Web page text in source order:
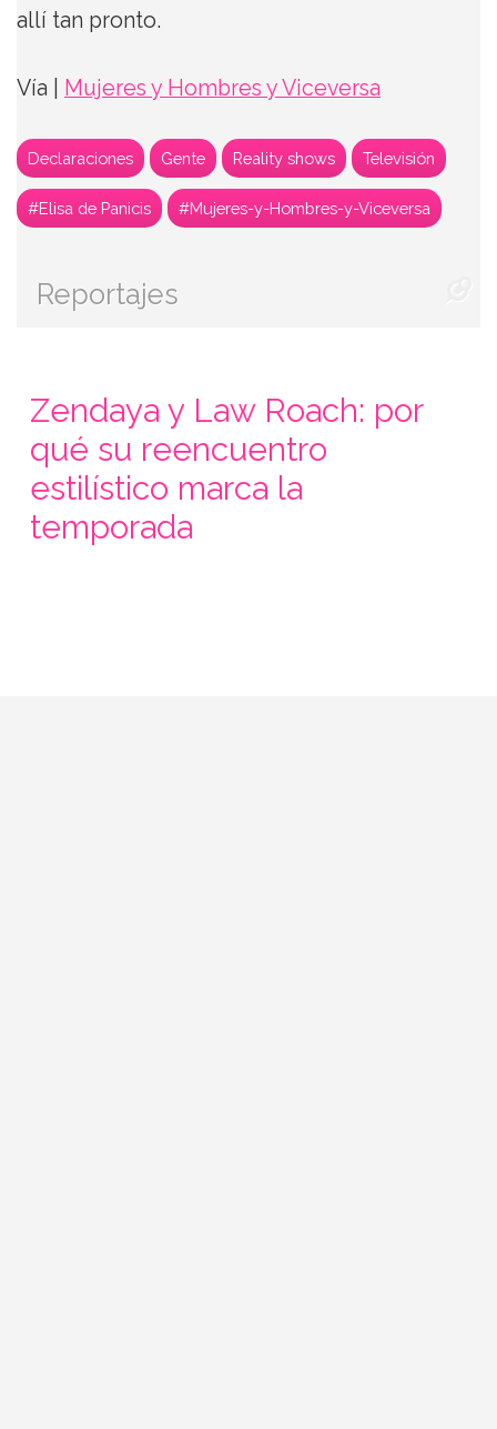
allí tan pronto.
Vía | Mujeres y Hombres y Viceversa
Declaraciones Gente Reality shows Televisión
#Elisa de Panicis #Mujeres-y-Hombres-y-Viceversa
Reportajes
Zendaya y Law Roach: por
qué su reencuentro
estilístico marca la
temporada